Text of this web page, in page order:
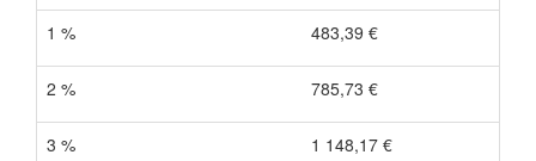
1 % 483,39 €
2 % 785,73 €
3 % 1 148,17 €